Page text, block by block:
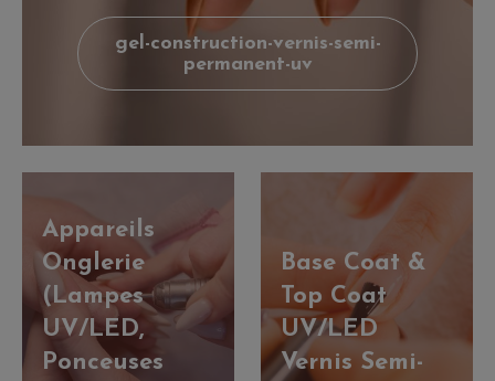
gel-construction-vernis-semi-
permanent-uv
Appareils
Onglerie
(Lampes
UV/LED,
Ponceuses
Base Coat &
Top Coat
UV/LED
Vernis Semi-